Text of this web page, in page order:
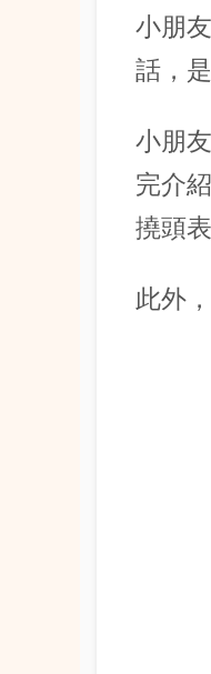
小朋
話，
小朋
完介
撓頭
此外